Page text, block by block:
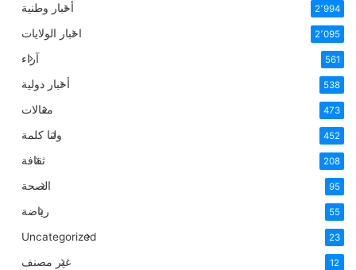
أخبار وطنية 2٬994
اخبار الولايات 2٬095
آراء 561
أخبار دولية 538
مقالات 473
ولنا كلمة 452
ثقافة 208
الصحة 95
رياضة 55
Uncategorized 23
غير مصنف 12